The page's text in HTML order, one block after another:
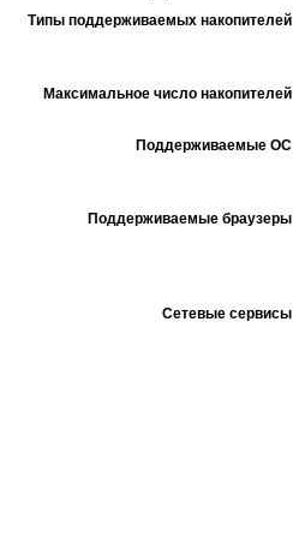
Типы поддерживаемых накопителей
Максимальное число накопителей
Поддерживаемые ОС
Поддерживаемые браузеры
Сетевые сервисы